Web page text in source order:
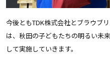
今後ともTDK株式会社とブラウブ
は、秋田の子どもたちの明るい未
して実施していきます。